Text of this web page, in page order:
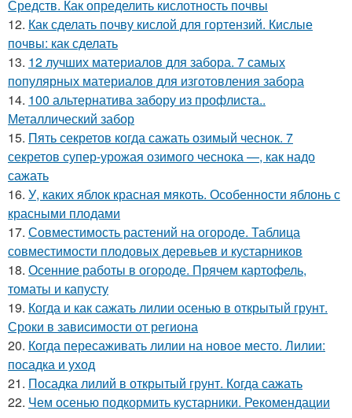
Средств. Как определить кислотность почвы
12. Как сделать почву кислой для гортензий. Кислые
почвы: как сделать
13. 12 лучших материалов для забора. 7 самых
популярных материалов для изготовления забора
14. 100 альтернатива забору из профлиста..
Металлический забор
15. Пять секретов когда сажать озимый чеснок. 7
секретов супер-урожая озимого чеснока —, как надо
сажать
16. У, каких яблок красная мякоть. Особенности яблонь с
красными плодами
17. Совместимость растений на огороде. Таблица
совместимости плодовых деревьев и кустарников
18. Осенние работы в огороде. Прячем картофель,
томаты и капусту
19. Когда и как сажать лилии осенью в открытый грунт.
Сроки в зависимости от региона
20. Когда пересаживать лилии на новое место. Лилии:
посадка и уход
21. Посадка лилий в открытый грунт. Когда сажать
22. Чем осенью подкормить кустарники. Рекомендации